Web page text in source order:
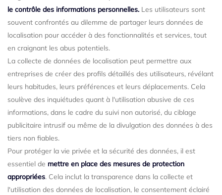
le contrôle des informations personnelles. Les utilisateurs sont
souvent confrontés au dilemme de partager leurs données de
localisation pour accéder à des fonctionnalités et services, tout
en craignant les abus potentiels.
La collecte de données de localisation peut permettre aux
entreprises de créer des profils détaillés des utilisateurs, révélant
leurs habitudes, leurs préférences et leurs déplacements. Cela
soulève des inquiétudes quant à l'utilisation abusive de ces
informations, dans le cadre du suivi non autorisé, du ciblage
publicitaire intrusif ou même de la divulgation des données à des
tiers non fiables.
Pour protéger la vie privée et la sécurité des données, il est
essentiel de mettre en place des mesures de protection
appropriées. Cela inclut la transparence dans la collecte et
l'utilisation des données de localisation, le consentement éclairé